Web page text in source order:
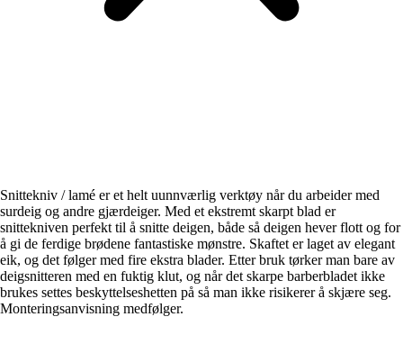
Snittekniv / lamé er et helt uunnværlig verktøy når du arbeider med
surdeig og andre gjærdeiger. Med et ekstremt skarpt blad er
snittekniven perfekt til å snitte deigen, både så deigen hever flott og for
å gi de ferdige brødene fantastiske mønstre. Skaftet er laget av elegant
eik, og det følger med fire ekstra blader. Etter bruk tørker man bare av
deigsnitteren med en fuktig klut, og når det skarpe barberbladet ikke
brukes settes beskyttelseshetten på så man ikke risikerer å skjære seg.
Monteringsanvisning medfølger.